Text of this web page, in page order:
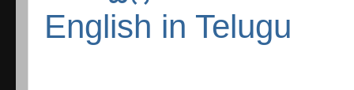
English in Telugu